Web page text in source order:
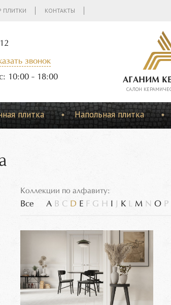
ПЛИТКИ КОНТАКТЫ
звонок
10:00 - 18:00
АГАНИМ
CАЛОН
плитка Напольная плитка
Коллекции по алфавиту:
Все A B C D E F G H I K L M N O P